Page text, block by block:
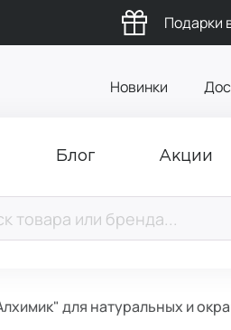
Подарки
Новинки
Блог Акции
для натуральных и